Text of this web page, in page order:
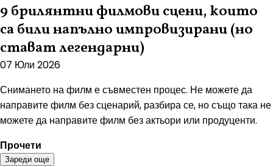
9 брилянтни филмови сцени, които
са били напълно импровизирани (но
стават легендарни)
07 Юли 2026
Снимането на филм е съвместен процес. Не можете да
направите филм без сценарий, разбира се, но също така не
можете да направите филм без актьори или продуценти.
Прочети
Зареди още